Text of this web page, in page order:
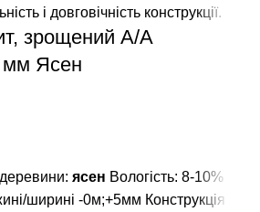
зрощений A/А
мм Ясен
ясен Вологість: 8-10%
ширині -0м;+5мм Конструкція